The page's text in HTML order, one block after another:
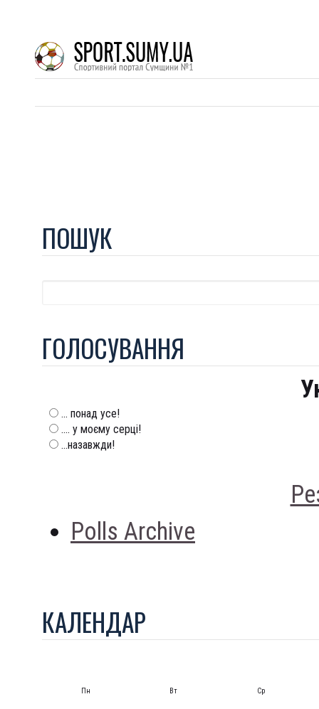
ПОШУК
ГОЛОСУВАННЯ
... понад усе!
.... у моєму серці!
...назавжди!
Polls Archive
КАЛЕНДАР
Пн Вт Ср